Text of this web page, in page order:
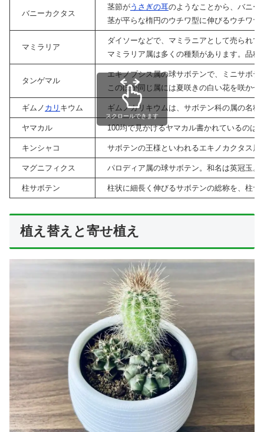
バニーカクタス
茎節がうさぎの耳のようなことから、バニー
茎が平らな楕円のウチワ型に伸びるウチワ
マミラリア
ダイソーなどで、マミラニアとして売られ
マミラリア属は多くの種類があります。品
タンゲマル
エキノプシス属の球サボテンで、ミニサボ
このほか同じ属には夏咲きの白い花を咲か
ギムノ カリ キウム ギムノカリキウムは、サボテン科の属の名
ヤマカル 100均で見かけるヤマカル書かれているのは
キンシャコ サボテンの王様といわれるエキノカクタス
マグニフィクス パロディア属の球サボテン。和名は英冠玉
柱サボテン 柱状に細長く伸びるサボテンの総称を、柱
スクロールできます
植え替えと寄せ植え